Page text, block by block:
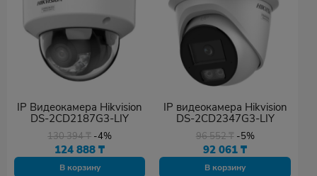
IP Видеокамера Hikvision
DS-2CD2187G3-LIY
130 394₸ -4%
124 888₸
В корзину
IP видеокамера Hikvision
DS-2CD2347G3-LIY
96 552₸ -5%
92 061₸
В корзину